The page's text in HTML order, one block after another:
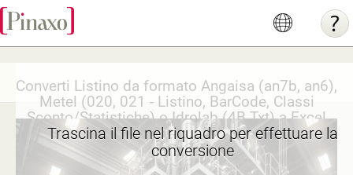
Converti Listino da formato Angaisa (an7b, an6),
Metel (020, 021 - Listino, BarCode, Classi
Sconto/Statistiche) o Idrolab (4B Txt) a Excel
Trascina il file nel riquadro per effettuare la
conversione